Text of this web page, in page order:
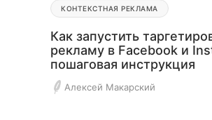
КОНТЕКСТНАЯ РЕКЛАМА
Как запустить
рекламу в Facebook и
пошаговая инструкция
Алексей Макарский